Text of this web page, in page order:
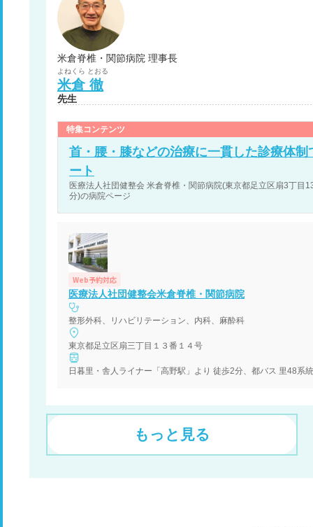
米倉脊椎・関節病院 理事長
よねくら とおる
米倉 徹
先生
特集コンテンツ
首・腰・膝などの治療に一貫した診療体
ート
医療法人社団健整会 米倉脊椎・関節病院(東京都足立区扇3丁目
分)の病院ページ
Web予約対応
医療法人社団健整会米倉脊椎・関節病院
整形外科、リハビリテーション、内科、麻酔科
東京都足立区扇三丁目１３番１４号
もっと見る